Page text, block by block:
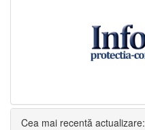
Cea mai recentă actualizare: